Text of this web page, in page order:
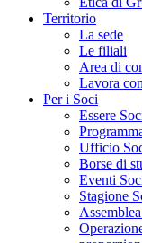
Territorio
La sede
Le filiali
Area di
Lavora
Per i Soci
Essere
Ufficio
Borse di
Eventi
Stagione